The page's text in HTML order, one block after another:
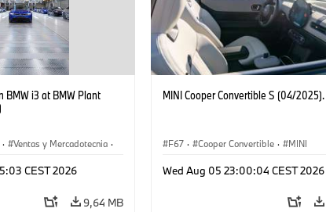
BMW i3 at BMW Plant
· Ventas y Mercadotecnia ·
CEST 2026
9,64 MB
MINI Cooper Convertible S (04/2025).
F67 · Cooper Convertible · MINI
Wed Aug 05 23:00:04 CEST 2026